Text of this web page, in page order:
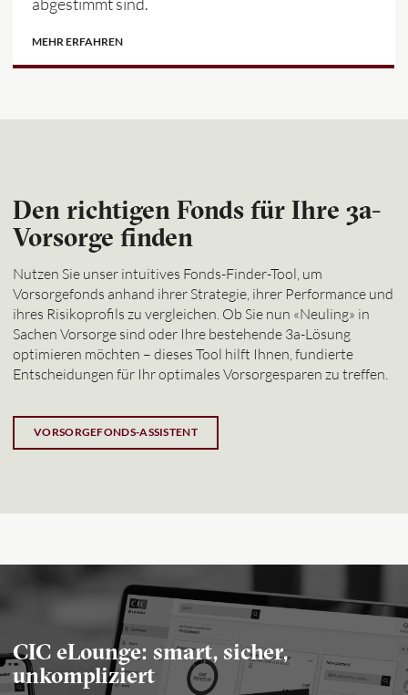
MEHR ERFAHREN
Den richtigen Fonds für Ihre 3a-
Vorsorge finden
Nutzen Sie unser intuitives Fonds-Finder-Tool, um
Vorsorgefonds anhand ihrer Strategie, ihrer Performance und
ihres Risikoprofils zu vergleichen. Ob Sie nun «Neuling» in
Sachen Vorsorge sind oder Ihre bestehende 3a-Lösung
optimieren möchten – dieses Tool hilft Ihnen, fundierte
Entscheidungen für Ihr optimales Vorsorgesparen zu treffen.
VORSORGEFONDS-ASSISTENT
CIC eLounge: smart, sicher,
unkompliziert